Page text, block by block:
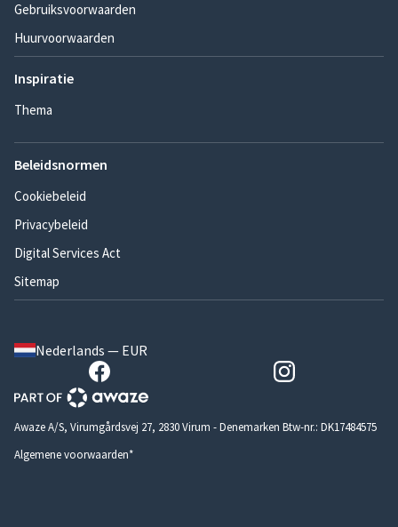
Gebruiksvoorwaarden
Huurvoorwaarden
Inspiratie
Thema
Beleidsnormen
Cookiebeleid
Privacybeleid
Digital Services Act
Sitemap
Nederlands — EUR
Awaze A/S, Virumgårdsvej 27, 2830 Virum - Denemarken Btw-nr.: DK17484575
Algemene voorwaarden*